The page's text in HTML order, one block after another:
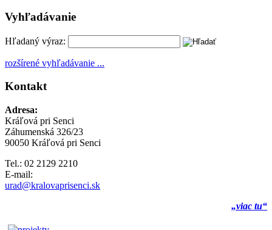
Vyhľadávanie
Hľadaný výraz:
rozšírené vyhľadávanie ...
Kontakt
Adresa:
Kráľová pri Senci
Záhumenská 326/23
90050 Kráľová pri Senci
Tel.: 02 2129 2210
E-mail:
urad@kralovaprisenci.sk
„viac tu“